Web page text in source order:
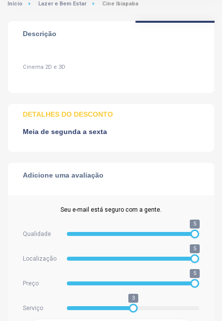
Início Lazer e Bem Estar Cine Ibiapaba
Descrição
Cinema 2D e 3D
DETALHES DO DESCONTO
Meia de segunda a sexta
Adicione uma avaliação
Seu e-mail está seguro com a gente.
Qualidade
5
Localização
5
Preço
5
Serviço
3